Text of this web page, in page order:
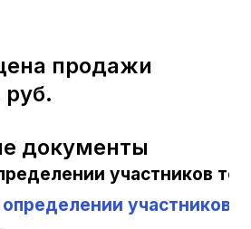
продажи
документы
участников
участников